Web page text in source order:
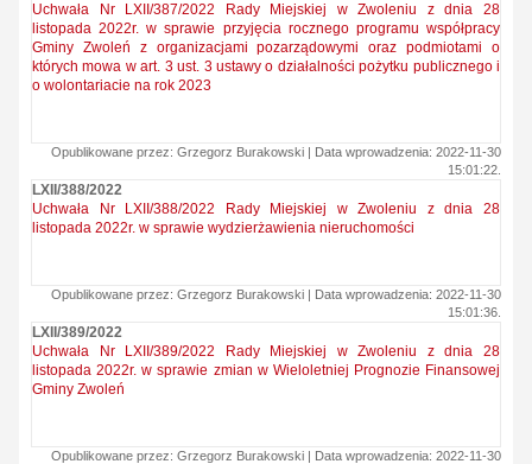
Uchwała Nr LXII/387/2022 Rady Miejskiej w Zwoleniu z dnia 28
listopada 2022r. w sprawie przyjęcia rocznego programu współpracy
Gminy Zwoleń z organizacjami pozarządowymi oraz podmiotami o
których mowa w art. 3 ust. 3 ustawy o działalności pożytku publicznego i
o wolontariacie na rok 2023
Opublikowane przez: Grzegorz Burakowski | Data wprowadzenia: 2022-11-30
15:01:22.
LXII/388/2022
Uchwała Nr LXII/388/2022 Rady Miejskiej w Zwoleniu z dnia 28
listopada 2022r. w sprawie wydzierżawienia nieruchomości
Opublikowane przez: Grzegorz Burakowski | Data wprowadzenia: 2022-11-30
15:01:36.
LXII/389/2022
Uchwała Nr LXII/389/2022 Rady Miejskiej w Zwoleniu z dnia 28
listopada 2022r. w sprawie zmian w Wieloletniej Prognozie Finansowej
Gminy Zwoleń
Opublikowane przez: Grzegorz Burakowski | Data wprowadzenia: 2022-11-30